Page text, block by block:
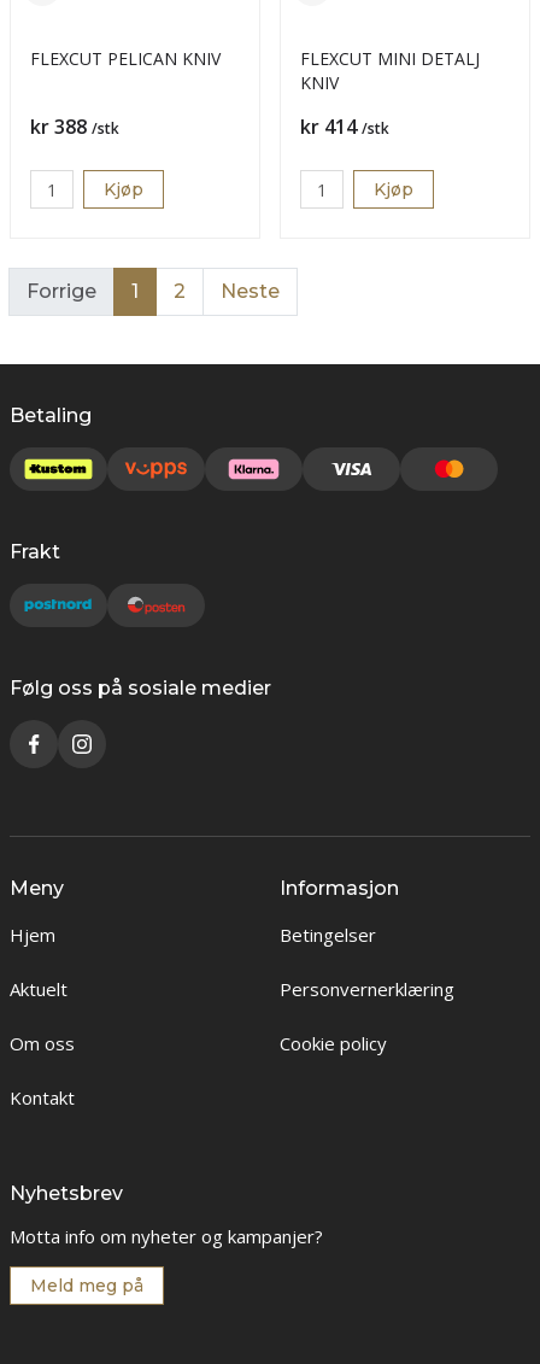
FLEXCUT PELICAN KNIV
Pris
kr 388 /stk
Kjøp
FLEXCUT MINI DETALJ
KNIV
Pris
kr 414 /stk
Kjøp
Forrige 1 2 Neste
Betaling
Frakt
Følg oss på sosiale medier
Meny
Hjem
Aktuelt
Om oss
Kontakt
Informasjon
Betingelser
Personvernerklæring
Cookie policy
Nyhetsbrev
Motta info om nyheter og kampanjer?
Meld meg på